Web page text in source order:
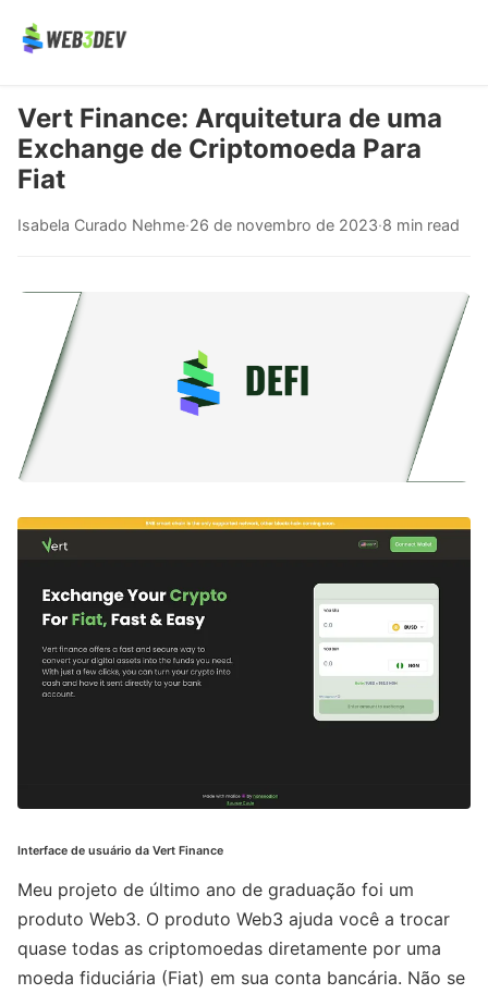
Vert Finance: Arquitetura de uma
Exchange de Criptomoeda Para
Fiat
Isabela Curado Nehme·26 de novembro de 2023·8 min read
Interface de usuário da Vert Finance
Meu projeto de último ano de graduação foi um
produto Web3. O produto Web3 ajuda você a trocar
quase todas as criptomoedas diretamente por uma
moeda fiduciária (Fiat) em sua conta bancária. Não se